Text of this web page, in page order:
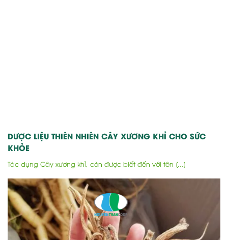
DƯỢC LIỆU THIÊN NHIÊN CÂY XƯƠNG KHỈ CHO SỨC
KHỎE
Tác dụng Cây xương khỉ, còn được biết đến với tên [...]